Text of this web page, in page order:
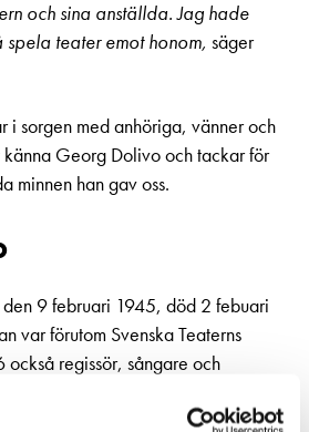
och sina anställda. Jag hade
teater emot honom, säger
i sorgen med anhöriga, vänner och
Georg Dolivo och tackar för
minnen han gav oss.
9 februari 1945, död 2 febuari
var förutom Svenska Teaterns
regissör, sångare och
var Dolivo kulturdirektör i Esbo
huset. Dolivo var konstnärlig ledare